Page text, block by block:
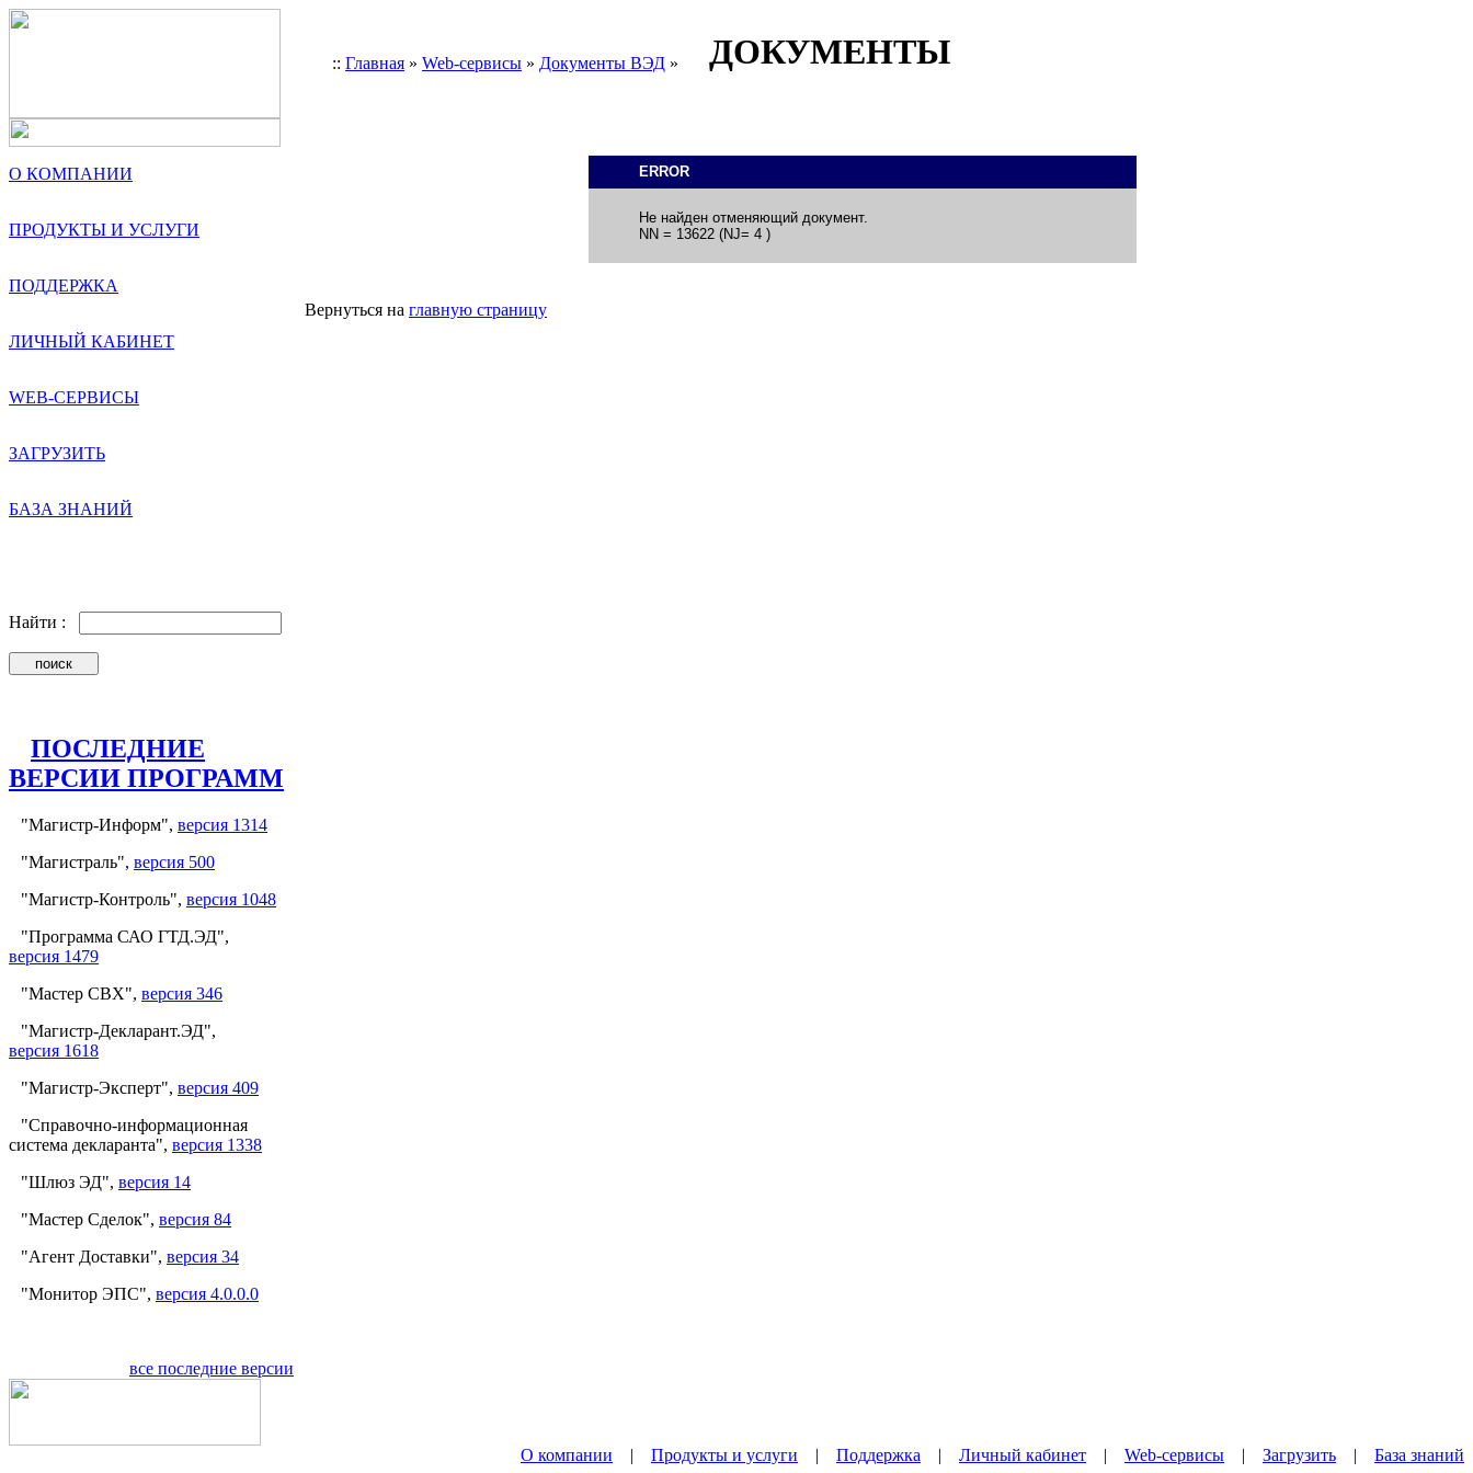
:: Главная » Web-сервисы » Документы ВЭД » ДОКУМЕНТЫ
О КОМПАНИИ
ПРОДУКТЫ И УСЛУГИ
ПОДДЕРЖКА
ЛИЧНЫЙ КАБИНЕТ
WEB-СЕРВИСЫ
ЗАГРУЗИТЬ
БАЗА ЗНАНИЙ
Найти :
ПОСЛЕДНИЕ
ВЕРСИИ ПРОГРАММ
"Магистр-Информ", версия 1314
"Магистраль", версия 500
"Магистр-Контроль", версия 1048
"Программа САО ГТД.ЭД",
версия 1479
"Мастер СВХ", версия 346
"Магистр-Декларант.ЭД",
версия 1618
"Магистр-Эксперт", версия 409
"Справочно-информационная
система декларанта", версия 1338
"Шлюз ЭД", версия 14
"Мастер Сделок", версия 84
"Агент Доставки", версия 34
"Монитор ЭПС", версия 4.0.0.0
все последние версии
ERROR
Не найден отменяющий документ.
NN = 13622 (NJ= 4 )
Вернуться на главную страницу
О компании | Продукты и услуги | Поддержка | Личный кабинет | Web-сервисы | Загрузить | База знаний